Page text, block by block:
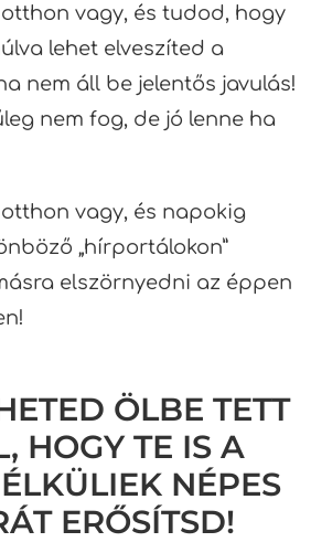
otthon vagy, és tudod, hogy
lehet elveszíted a
nem áll be jelentős javulás!
nem fog, de jó lenne ha
otthon vagy, és napokig
„hírportálokon”
elszörnyedni az éppen
ÖLBE TETT
HOGY TE IS A
NÉPES
ERŐSÍTSD!